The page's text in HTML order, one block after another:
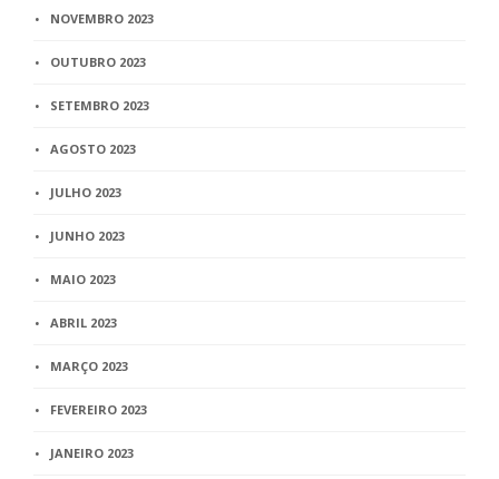
NOVEMBRO 2023
OUTUBRO 2023
SETEMBRO 2023
AGOSTO 2023
JULHO 2023
JUNHO 2023
MAIO 2023
ABRIL 2023
MARÇO 2023
FEVEREIRO 2023
JANEIRO 2023